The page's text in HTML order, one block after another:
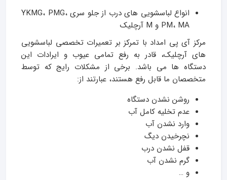
انواع لباسشویی های درب از جلو سری YKMG، PMG،
PM، MA و M آرچلیک
مرکز آی‌ پی امداد با تمرکز بر تعمیرات تخصصی لباسشویی‌
های آرچلیک، قادر به رفع تمامی عیوب و ایرادات این
دستگاه‌ ها می‌ باشد. برخی از مشکلات رایج که توسط
متخصصان ما قابل رفع هستند، عبارتند از:
روشن نشدن دستگاه
عدم تخلیه کامل آب
وارد نشدن آب
نچرخیدن دیگ
قفل نشدن درب
گرم نشدن آب
و …